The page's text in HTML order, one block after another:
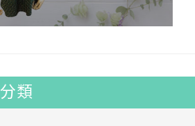
分類